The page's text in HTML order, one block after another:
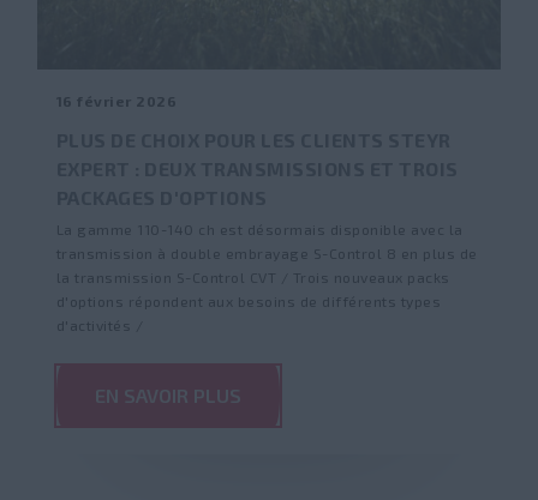
16 février 2026
La gamme 110-140 ch est désormais disponible avec la
transmission à double embrayage S-Control 8 en plus de
la transmission S-Control CVT / Trois nouveaux packs
d'options répondent aux besoins de différents types
d'activités /
EN SAVOIR PLUS